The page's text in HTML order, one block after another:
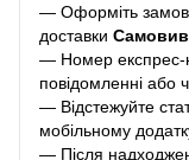
— Оформіть
доставки
— Номер експрес-
повідомленні або
— Відстежуйте
мобільному
— Після